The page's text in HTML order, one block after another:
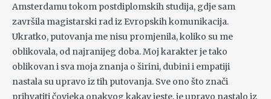
Amsterdamu tokom postdiplomskih studija, gdje sam
završila magistarski rad iz Evropskih komunikacija.
Ukratko, putovanja me nisu promjenila, koliko su me
oblikovala, od najranijeg doba. Moj karakter je tako
oblikovan i sva moja znanja o širini, dubini i empatiji
nastala su upravo iz tih putovanja. Sve ono što znači
prihvatiti čovjeka onakvog kakav jeste, je upravo nastalo iz